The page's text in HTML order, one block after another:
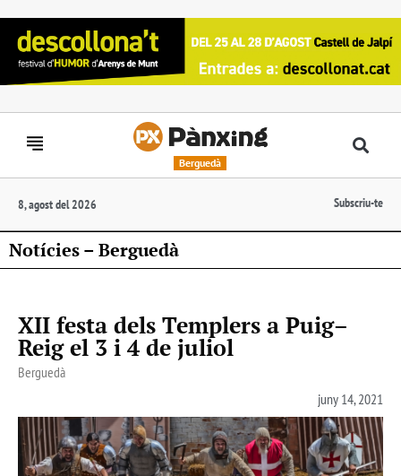
Berguedà
8, agost del 2026 Subscriu-te
Notícies – Berguedà
XII festa dels Templers a Puig–
Reig el 3 i 4 de juliol
Berguedà
juny 14, 2021